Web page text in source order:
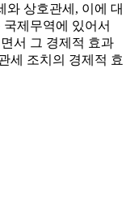
와 상호관세, 이에 대
제무역에 있어서
서 그 경제적 효과
세 조치의 경제적 효